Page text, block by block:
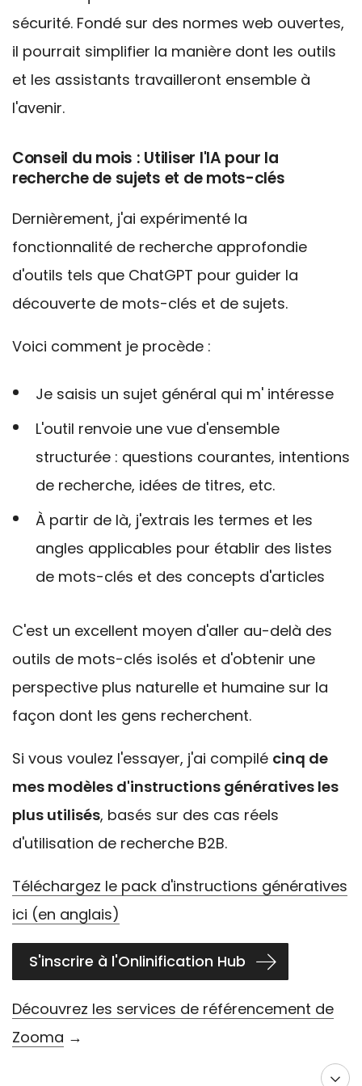
sécurité. Fondé sur des normes web ouvertes,
il pourrait simplifier la manière dont les outils
et les assistants travailleront ensemble à
l'avenir.
Conseil du mois : Utiliser l'IA pour la
recherche de sujets et de mots-clés
Dernièrement, j'ai expérimenté la
fonctionnalité de recherche approfondie
d'outils tels que ChatGPT pour guider la
découverte de mots-clés et de sujets.
Voici comment je procède :
Je saisis un sujet général qui m' intéresse
L'outil renvoie une vue d'ensemble
structurée : questions courantes, intentions
de recherche, idées de titres, etc.
À partir de là, j'extrais les termes et les
angles applicables pour établir des listes
de mots-clés et des concepts d'articles
C'est un excellent moyen d'aller au-delà des
outils de mots-clés isolés et d'obtenir une
perspective plus naturelle et humaine sur la
façon dont les gens recherchent.
Si vous voulez l'essayer, j'ai compilé cinq de
mes modèles d'instructions génératives les
plus utilisés, basés sur des cas réels
d'utilisation de recherche B2B.
Téléchargez le pack d'instructions génératives
ici (en anglais)
S'inscrire à l'Onlinification Hub
Découvrez les services de référencement de
Zooma →